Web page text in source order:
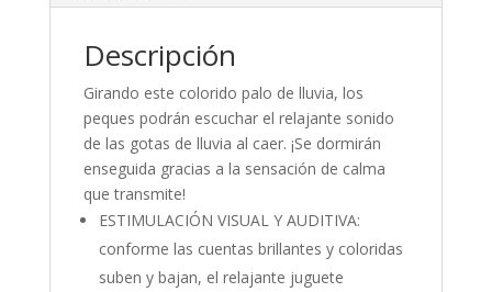
Descripción
Girando este colorido palo de lluvia, los
peques podrán escuchar el relajante sonido
de las gotas de lluvia al caer. ¡Se dormirán
enseguida gracias a la sensación de calma
que transmite!
ESTIMULACIÓN VISUAL Y AUDITIVA:
conforme las cuentas brillantes y coloridas
suben y bajan, el relajante juguete